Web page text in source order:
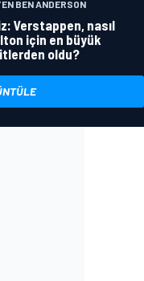
BEN ANDERSON
Verstappen, nasıl
için en büyük
oldu?